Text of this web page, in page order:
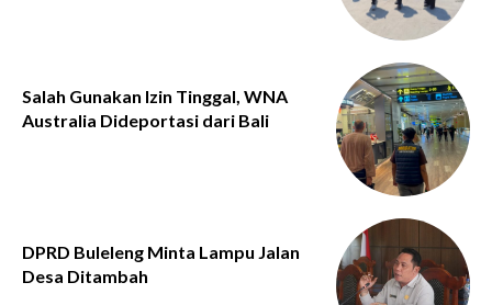
Salah Gunakan Izin Tinggal, WNA
Australia Dideportasi dari Bali
DPRD Buleleng Minta Lampu Jalan
Desa Ditambah